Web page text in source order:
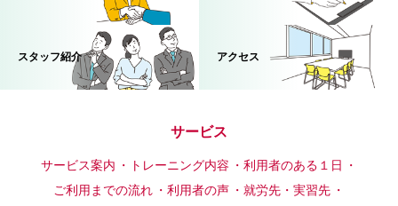
スタッフ紹介 アクセス
サービス
サービス案内 トレーニング内容
利用者のある１日
ご利用までの流れ
利用者の声 就労先・実習先